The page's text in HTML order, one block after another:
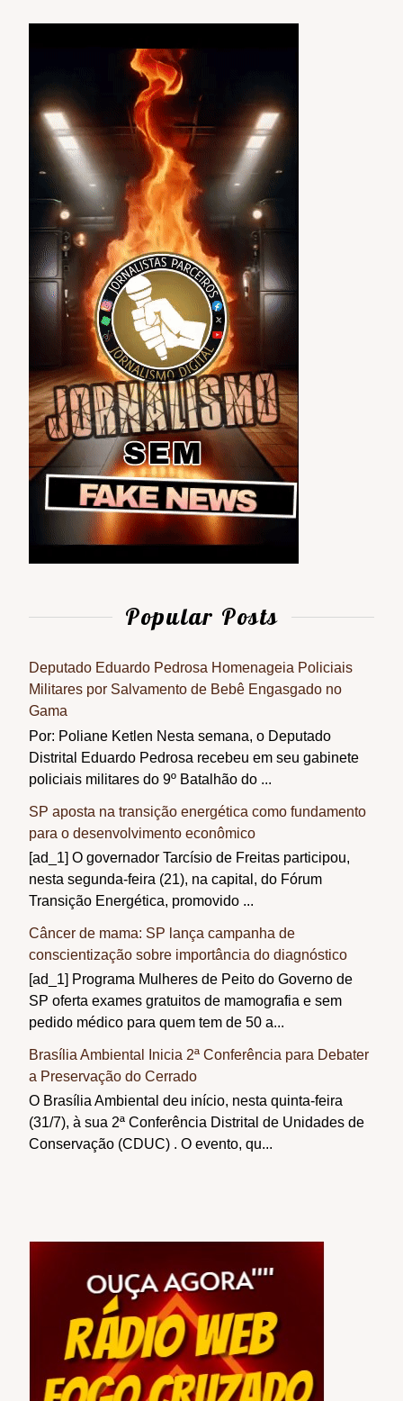
Popular Posts
Deputado Eduardo Pedrosa Homenageia Policiais
Militares por Salvamento de Bebê Engasgado no
Gama
Por: Poliane Ketlen Nesta semana, o Deputado
Distrital Eduardo Pedrosa recebeu em seu gabinete
policiais militares do 9º Batalhão do ...
SP aposta na transição energética como fundamento
para o desenvolvimento econômico
[ad_1] O governador Tarcísio de Freitas participou,
nesta segunda-feira (21), na capital, do Fórum
Transição Energética, promovido ...
Câncer de mama: SP lança campanha de
conscientização sobre importância do diagnóstico
[ad_1] Programa Mulheres de Peito do Governo de
SP oferta exames gratuitos de mamografia e sem
pedido médico para quem tem de 50 a...
Brasília Ambiental Inicia 2ª Conferência para Debater
a Preservação do Cerrado
O Brasília Ambiental deu início, nesta quinta-feira
(31/7), à sua 2ª Conferência Distrital de Unidades de
Conservação (CDUC) . O evento, qu...